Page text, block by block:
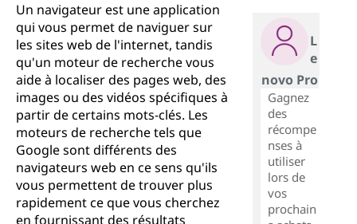
Un navigateur est une application
qui vous permet de naviguer sur
les sites web de l'internet, tandis
qu'un moteur de recherche vous
aide à localiser des pages web, des
images ou des vidéos spécifiques à
partir de certains mots-clés. Les
moteurs de recherche tels que
Google sont différents des
navigateurs web en ce sens qu'ils
vous permettent de trouver plus
rapidement ce que vous cherchez
en fournissant des résultats
L
e
novo Pro
Gagnez
des
récompe
nses à
utiliser
lors de
vos
prochain